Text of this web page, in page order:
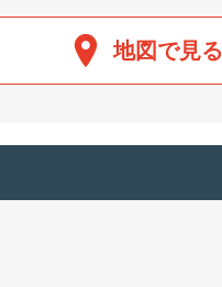
地図で見る